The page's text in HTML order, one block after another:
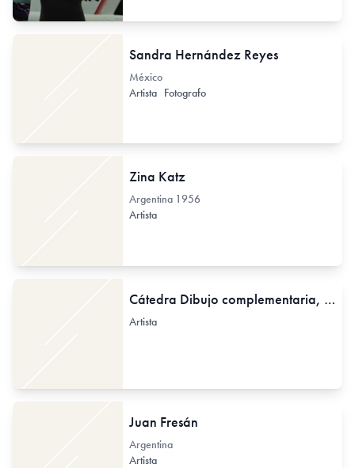
Sandra Hernández Reyes
México
Artista Fotografo
Zina Katz
Argentina 1956
Artista
Cátedra Dibujo complementaria, 2, 3, y 4
Artista
Juan Fresán
Argentina
Artista